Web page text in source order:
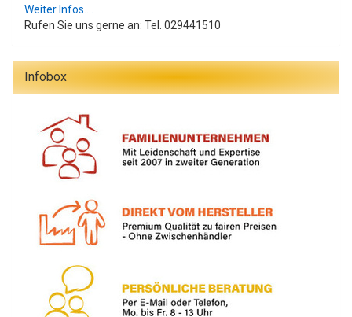
Weiter Infos....
Rufen Sie uns gerne an: Tel. 029441510
Infobox